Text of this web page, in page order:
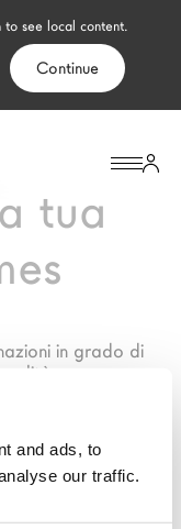
and ads, to
our traffic.
see local content.
Continue
tua
in grado di